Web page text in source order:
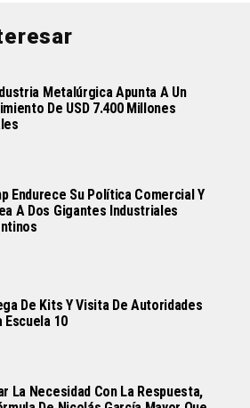
Metalúrgica Apunta A Un
De USD 7.400 Millones
Endurece Su Política Comercial Y
A Dos Gigantes Industriales
De Kits Y Visita De Autoridades
Escuela 10
La Necesidad Con La Respuesta,